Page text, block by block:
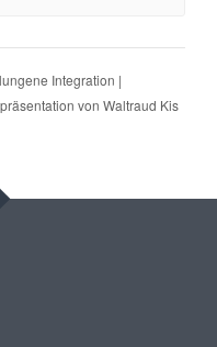
Integration |
von Waltraud Kis